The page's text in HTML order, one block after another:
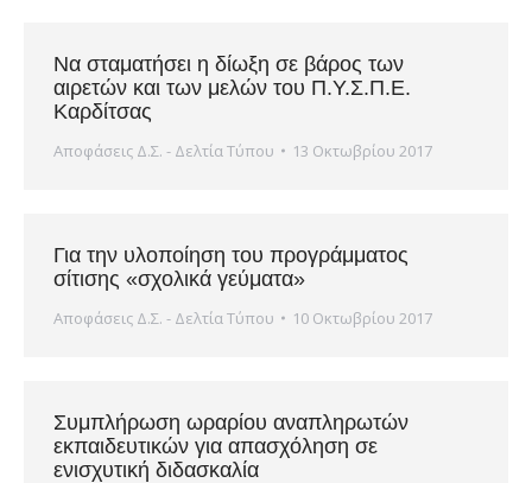
Να σταματήσει η δίωξη σε βάρος των
αιρετών και των μελών του Π.Υ.Σ.Π.Ε.
Καρδίτσας
Αποφάσεις Δ.Σ. - Δελτία Τύπου 13 Οκτωβρίου 2017
Για την υλοποίηση του προγράμματος
σίτισης «σχολικά γεύματα»
Αποφάσεις Δ.Σ. - Δελτία Τύπου 10 Οκτωβρίου 2017
Συμπλήρωση ωραρίου αναπληρωτών
εκπαιδευτικών για απασχόληση σε
ενισχυτική διδασκαλία